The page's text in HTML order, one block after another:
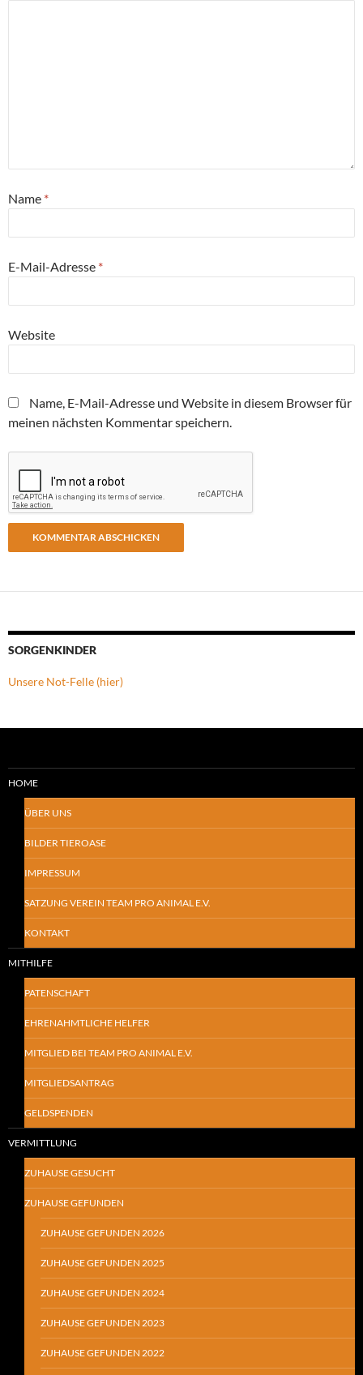
Name *
E-Mail-Adresse *
Website
Name, E-Mail-Adresse und Website in diesem Browser für
meinen nächsten Kommentar speichern.
SORGENKINDER
Unsere Not-Felle (hier)
HOME
ÜBER UNS
BILDER TIEROASE
IMPRESSUM
SATZUNG VEREIN TEAM PRO ANIMAL E.V.
KONTAKT
MITHILFE
PATENSCHAFT
EHRENAHMTLICHE HELFER
MITGLIED BEI TEAM PRO ANIMAL E.V.
MITGLIEDSANTRAG
GELDSPENDEN
VERMITTLUNG
ZUHAUSE GESUCHT
ZUHAUSE GEFUNDEN
ZUHAUSE GEFUNDEN 2026
ZUHAUSE GEFUNDEN 2025
ZUHAUSE GEFUNDEN 2024
ZUHAUSE GEFUNDEN 2023
ZUHAUSE GEFUNDEN 2022